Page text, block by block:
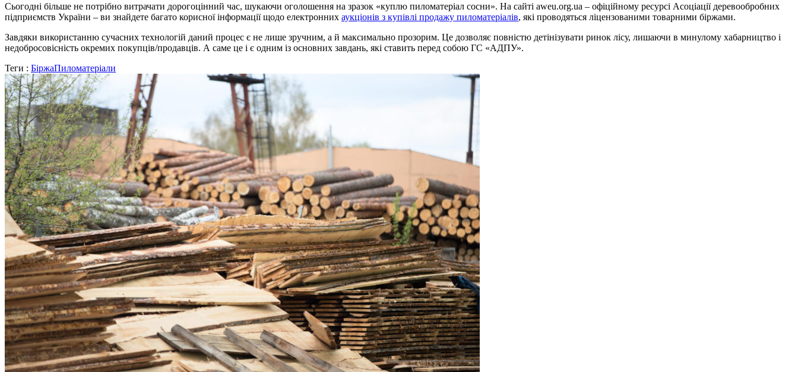
Сьогодні більше не потрібно витрачати дорогоцінний час, шукаючи оголошення на зразок «куплю пиломатеріал сосни». На сайті aweu.org.ua – офіційному ресурсі Асоціації деревообробних
підприємств України – ви знайдете багато корисної інформації щодо електронних аукціонів з купівлі продажу пиломатеріалів, які проводяться ліцензованими товарними біржами.
Завдяки використанню сучасних технологій даний процес є не лише зручним, а й максимально прозорим. Це дозволяє повністю детінізувати ринок лісу, лишаючи в минулому хабарництво і
недобросовісність окремих покупців/продавців. А саме це і є одним із основних завдань, які ставить перед собою ГС «АДПУ».
Теги : БіржаПиломатеріали